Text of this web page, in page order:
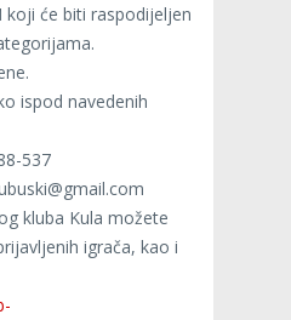
koji će biti raspodijeljen
ispod navedenih
537
kluba Kula možete
igrača, kao i